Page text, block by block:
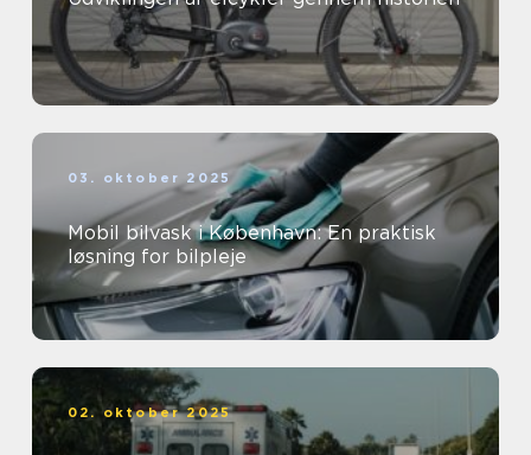
03. oktober 2025
Mobil bilvask i København: En praktisk
løsning for bilpleje
02. oktober 2025